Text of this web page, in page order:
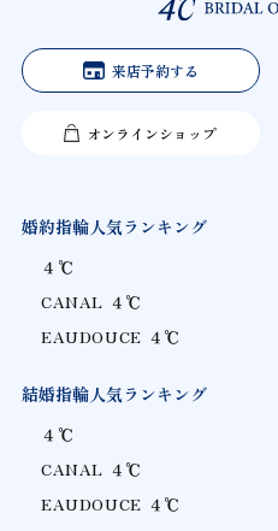
来店予約する
オンラインショップ
婚約指輪人気ランキング
４℃
CANAL ４℃
EAUDOUCE ４℃
結婚指輪人気ランキング
４℃
CANAL ４℃
EAUDOUCE ４℃